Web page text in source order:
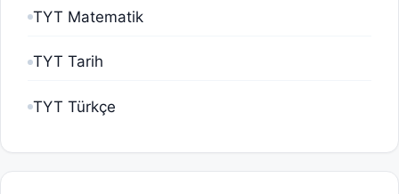
TYT Matematik
TYT Tarih
TYT Türkçe